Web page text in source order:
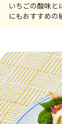
いちごの酸味と
にもおすすめの